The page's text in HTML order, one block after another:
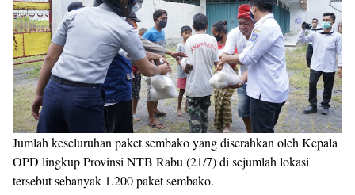
Jumlah keseluruhan paket sembako yang diserahkan oleh Kepala
OPD lingkup Provinsi NTB Rabu (21/7) di sejumlah lokasi
tersebut sebanyak 1.200 paket sembako.